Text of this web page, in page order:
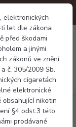
elektronických
let dle zákona
před škodami
a jinými
zákonů ve znění
č. 305/2009 Sb.
cigaretách
elektronické
nikotin
§4 odst.3 této
prodávané
Menu
0 Kč